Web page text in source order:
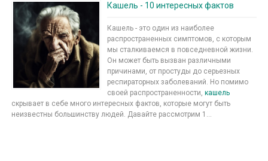
Кашель - 10 интересных фактов
Кашель - это один из наиболее
распространенных симптомов, с которым
мы сталкиваемся в повседневной жизни.
Он может быть вызван различными
причинами, от простуды до серьезных
респираторных заболеваний. Но помимо
своей распространенности, кашель
скрывает в себе много интересных фактов, которые могут быть
неизвестны большинству людей. Давайте рассмотрим 1...